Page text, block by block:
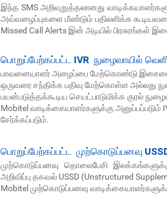
இந்த SMS அறிவுறுத்தலானது
அவ்வழைப்புகளை மீண்டும் பதிலளிக்க
Missed Call Alerts இன் அடியில் பிரசுரங்கள்
பொறுப்பேற்கப்பட்ட IVR நுழைவாயில்
பாவனையாளர் அழைப்பை மேற்கொண்டு இசையை
ஒருவரை சந்திக்க பதிவு மேற்கொள்ள அல்லது
பயன்படுத்தக்கூடிய செயட்பாடுமிக்க குரல்
Mobitel வாடிக்கையாளர்களுக்கு
சேர்க்கப்படும்.
பொறுப்பேற்கப்பட்ட முற்கொடுப்பனவு
முற்கொடுப்பனவு தொலைபேசி
அறிவிப்பு தகவல் USSD (Unstructured
Mobitel முற்கொடுப்பனவு